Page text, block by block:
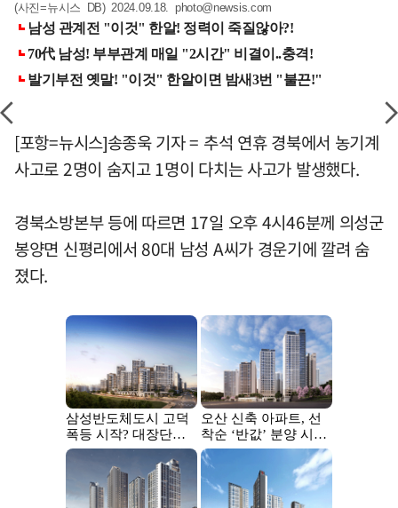
(사진=뉴시스 DB) 2024.09.18. photo@newsis.com
[포항=뉴시스]송종욱 기자 = 추석 연휴 경북에서 농기계
사고로 2명이 숨지고 1명이 다치는 사고가 발생했다.
경북소방본부 등에 따르면 17일 오후 4시46분께 의성군
봉양면 신평리에서 80대 남성 A씨가 경운기에 깔려 숨
졌다.